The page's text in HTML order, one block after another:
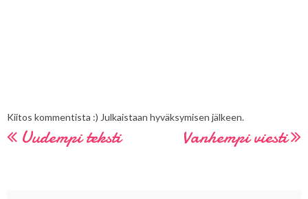
Kiitos kommentista :) Julkaistaan hyväksymisen jälkeen.
Uudempi teksti Vanhempi viesti